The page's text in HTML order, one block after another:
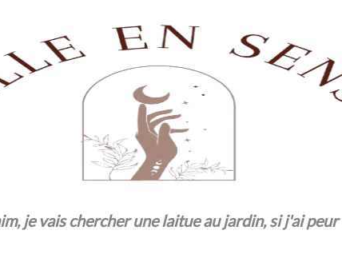
je vais chercher une laitue au jardin, si j'ai